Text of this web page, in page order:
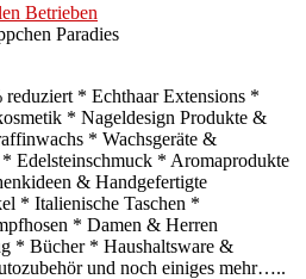
Betrieben
Paradies
* Echthaar Extensions *
* Nageldesign Produkte &
* Wachsgeräte &
Edelsteinschmuck * Aromaprodukte
& Handgefertigte
* Italienische Taschen *
* Damen & Herren
* Bücher * Haushaltsware &
und noch einiges mehr…..